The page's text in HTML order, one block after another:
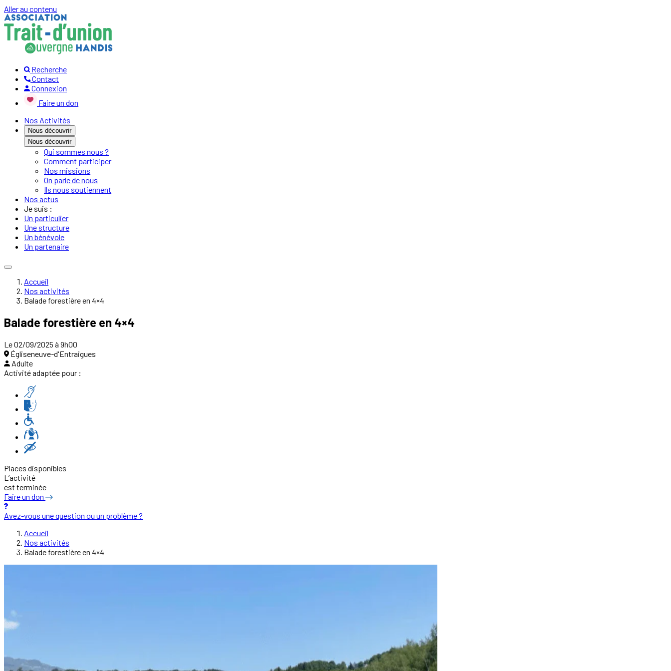
Aller au contenu
Recherche
Contact
Connexion
Faire un don
Nos Activités
Nous découvrir
Nous découvrir
Qui sommes nous ?
Comment participer
Nos missions
On parle de nous
Ils nous soutiennent
Nos actus
Je suis :
Un particulier
Une structure
Un bénévole
Un partenaire
Accueil
Nos activités
Balade forestière en 4×4
Balade forestière en 4×4
Le 02/09/2025 à 9h00
Égliseneuve-d'Entraigues
Adulte
Activité adaptée pour :
Places disponibles
L’activité
est terminée
Faire un don
Avez-vous une question ou un problème ?
Accueil
Nos activités
Balade forestière en 4×4